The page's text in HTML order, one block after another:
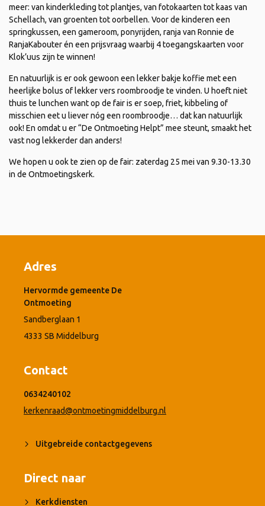
meer: van kinderkleding tot plantjes, van fotokaarten tot kaas van
Schellach, van groenten tot oorbellen. Voor de kinderen een
springkussen, een gameroom, ponyrijden, ranja van Ronnie de
RanjaKabouter én een prijsvraag waarbij 4 toegangskaarten voor
Klok’uus zijn te winnen!
En natuurlijk is er ook gewoon een lekker bakje koffie met een
heerlijke bolus of lekker vers roombroodje te vinden. U hoeft niet
thuis te lunchen want op de fair is er soep, friet, kibbeling of
misschien eet u liever nóg een roombroodje… dat kan natuurlijk
ook! En omdat u er “De Ontmoeting Helpt” mee steunt, smaakt het
vast nog lekkerder dan anders!
We hopen u ook te zien op de fair: zaterdag 25 mei van 9.30-13.30
in de Ontmoetingskerk.
Adres
Hervormde gemeente De
Ontmoeting
Sandberglaan 1
4333 SB Middelburg
Contact
0634240102
kerkenraad@ontmoetingmiddelburg.nl
Uitgebreide contactgegevens
Direct naar
Kerkdiensten